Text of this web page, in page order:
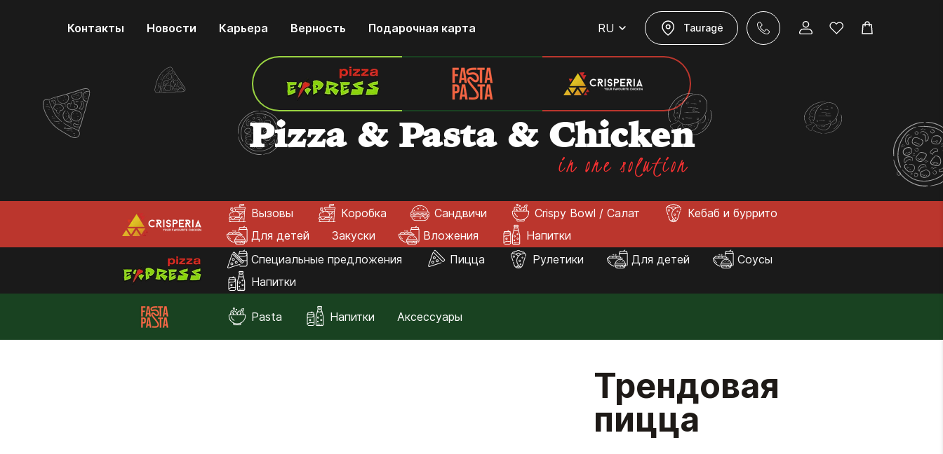
Контакты Новости Карьера Верность Подарочная карта RU Tauragė
Pizza & Pasta & Chicken
in one solution
Вызовы Коробка Сандвичи Crispy Bowl / Салат
Кебаб и буррито
Для детей
Закуски Вложения
Напитки
Специальные предложения
Пицца Рулетики Для детей
Соусы
Напитки
Pasta Напитки Аксессуары
Трендовая
пицца